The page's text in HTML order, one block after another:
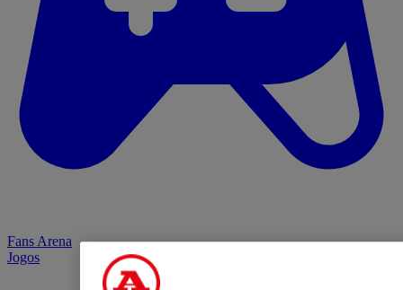
Fans Arena
Jogos